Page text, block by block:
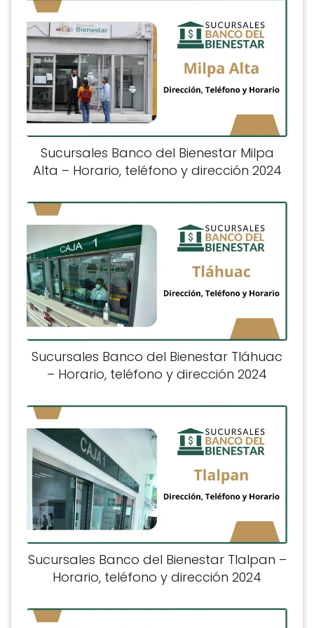
Sucursales Banco del Bienestar Milpa
Alta – Horario, teléfono y dirección 2024
Sucursales Banco del Bienestar Tláhuac
– Horario, teléfono y dirección 2024
Sucursales Banco del Bienestar Tlalpan –
Horario, teléfono y dirección 2024